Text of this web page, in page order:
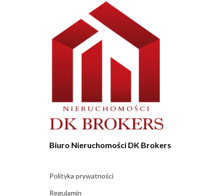
Biuro Nieruchomości DK Brokers
Polityka prywatności
Regulamin